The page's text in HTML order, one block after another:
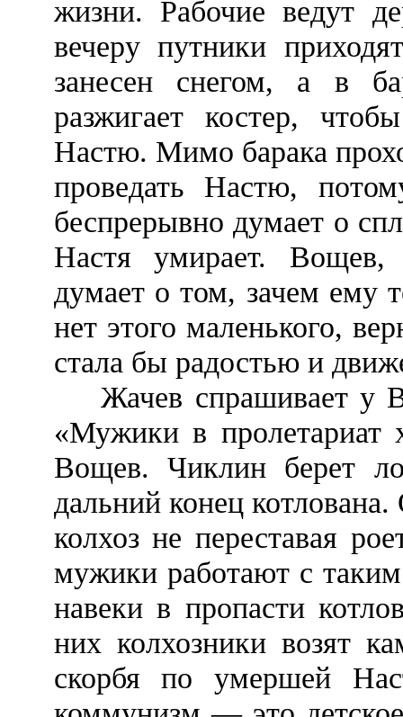
жизни. Рабочие ведут
вечеру путники
занесен снегом, а в
разжигает костер,
Настю. Мимо барака
проведать Настю,
беспрерывно думает о
Настя умирает.
думает о том, зачем ему
нет этого маленького,
стала бы радостью и
Жачев спрашивает у
«Мужики в пролетариат
Вощев. Чиклин берет
дальний конец
колхоз не переставая
мужики работают с таким
навеки в пропасти
них колхозники возят
скорбя по умершей